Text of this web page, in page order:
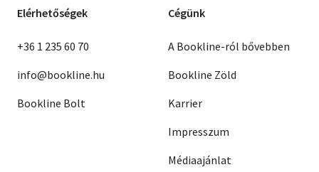
Elérhetőségek
+36 1 235 60 70
info@bookline.hu
Bookline Bolt
Cégünk
A Bookline-ról bővebben
Bookline Zöld
Karrier
Impresszum
Médiaajánlat